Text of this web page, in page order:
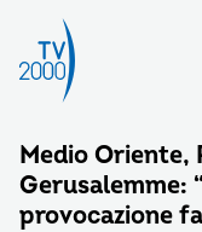
Medio Oriente,
Gerusalemme:
provocazione